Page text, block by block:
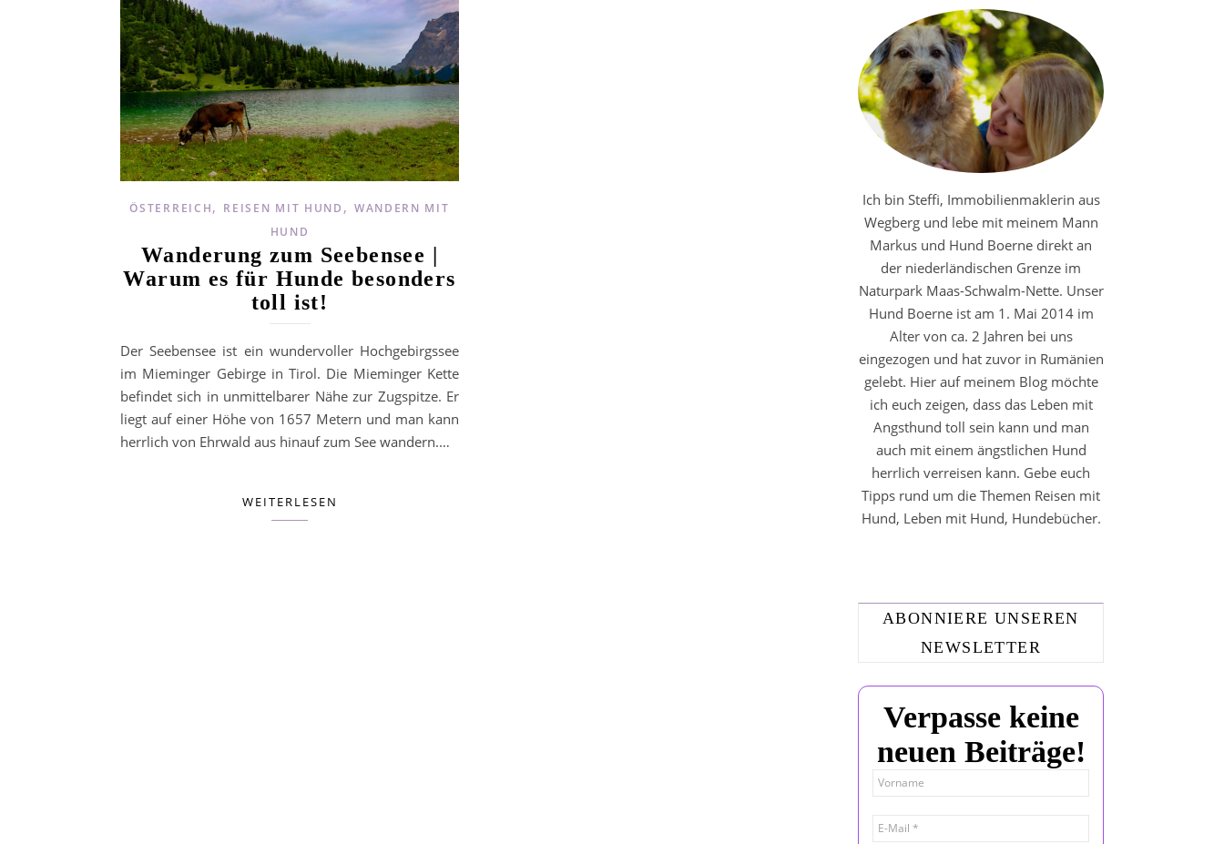
ÖSTERREICH, REISEN MIT HUND , WANDERN MIT
HUND
Wanderung zum Seebensee |
Warum es für Hunde besonders
toll ist!
Der Seebensee ist ein wundervoller Hochgebirgssee
im Mieminger Gebirge in Tirol. Die Mieminger Kette
befindet sich in unmittelbarer Nähe zur Zugspitze. Er
liegt auf einer Höhe von 1657 Metern und man kann
herrlich von Ehrwald aus hinauf zum See wandern.…
WEITERLESEN
Ich bin Steffi, Immobilienmaklerin aus
Wegberg und lebe mit meinem Mann
Markus und Hund Boerne direkt an
der niederländischen Grenze im
Naturpark Maas-Schwalm-Nette. Unser
Hund Boerne ist am 1. Mai 2014 im
Alter von ca. 2 Jahren bei uns
eingezogen und hat zuvor in Rumänien
gelebt. Hier auf meinem Blog möchte
ich euch zeigen, dass das Leben mit
Angsthund toll sein kann und man
auch mit einem ängstlichen Hund
herrlich verreisen kann. Gebe euch
Tipps rund um die Themen Reisen mit
Hund, Leben mit Hund, Hundebücher.
ABONNIERE UNSEREN
NEWSLETTER
Verpasse keine
neuen Beiträge!